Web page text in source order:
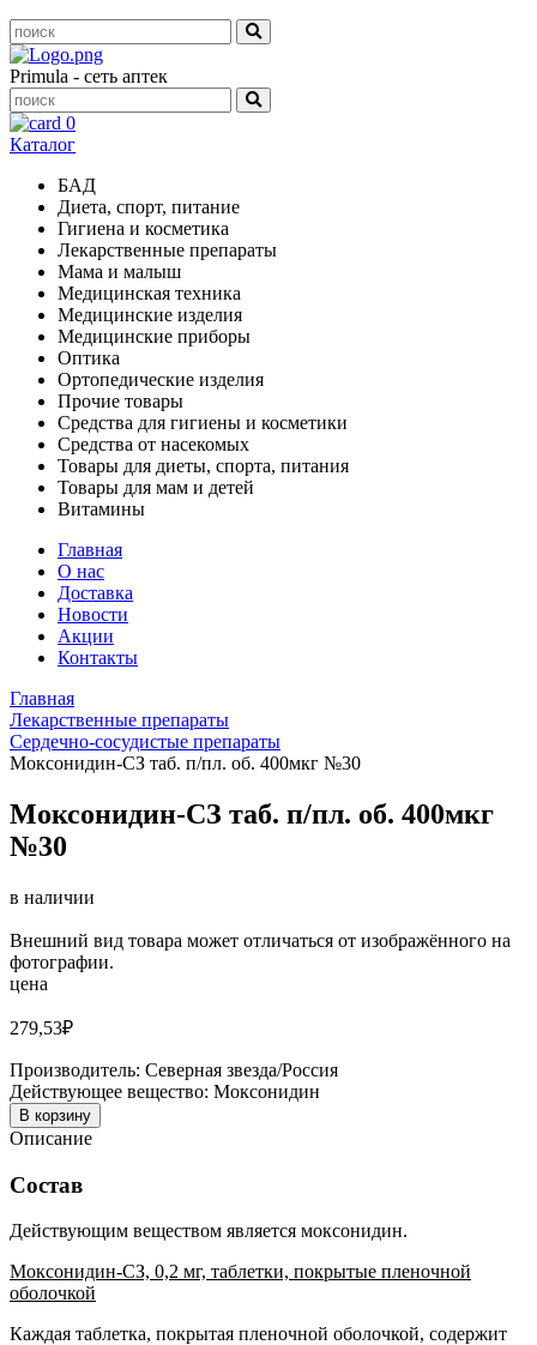
Primula - сеть аптек
0
Каталог
БАД
Диета, спорт, питание
Гигиена и косметика
Лекарственные препараты
Мама и малыш
Медицинская техника
Медицинские изделия
Медицинские приборы
Оптика
Ортопедические изделия
Прочие товары
Средства для гигиены и косметики
Средства от насекомых
Товары для диеты, спорта, питания
Товары для мам и детей
Витамины
Главная
О нас
Доставка
Новости
Акции
Контакты
Главная
Лекарственные препараты
Сердечно-сосудистые препараты
Моксонидин-СЗ таб. п/пл. об. 400мкг №30
Моксонидин-СЗ таб. п/пл. об. 400мкг
№30
в наличии
Внешний вид товара может отличаться от изображённого на
фотографии.
цена
279,53₽
Производитель: Северная звезда/Россия
Действующее вещество: Моксонидин
В корзину
Описание
Состав
Действующим веществом является моксонидин.
Моксонидин-СЗ, 0,2 мг, таблетки, покрытые пленочной
оболочкой
Каждая таблетка, покрытая пленочной оболочкой, содержит